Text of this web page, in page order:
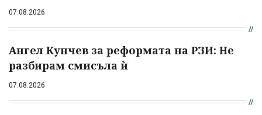
07.08.2026
Ангел Кунчев за реформата на РЗИ: Не
разбирам смисъла ѝ
07.08.2026